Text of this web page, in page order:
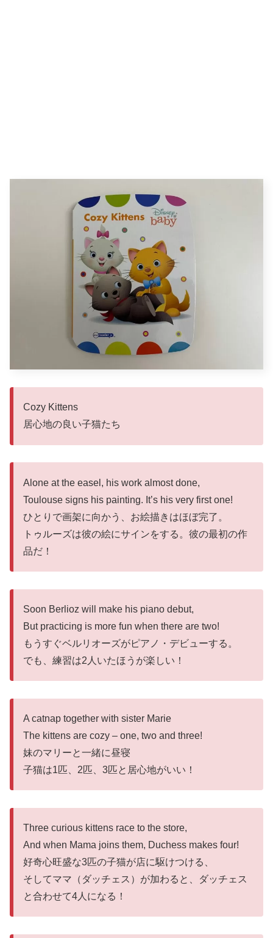
Cozy Kittens
居心地の良い子猫たち
Alone at the easel, his work almost done,
Toulouse signs his painting. It’s his very first one!
ひとりで画架に向かう、お絵描きはほぼ完了。
トゥルーズは彼の絵にサインをする。彼の最初の作
品だ！
Soon Berlioz will make his piano debut,
But practicing is more fun when there are two!
もうすぐベルリオーズがピアノ・デビューする。
でも、練習は2人いたほうが楽しい！
A catnap together with sister Marie
The kittens are cozy – one, two and three!
妹のマリーと一緒に昼寝
子猫は1匹、2匹、3匹と居心地がいい！
Three curious kittens race to the store,
And when Mama joins them, Duchess makes four!
好奇心旺盛な3匹の子猫が店に駆けつける、
そしてママ（ダッチェス）が加わると、ダッチェス
と合わせて4人になる！